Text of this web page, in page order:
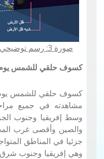
صورة 3: رسم توضيحي لخسوف شبه الظل الجزئي
كسوف حلقي للشمس يوم 21 جوان 2020.
مشاهدته في جميع
وسط إفريقيا وجنوب
والصين وأقصى غرب
جزئيا في المناطق
وهي إفريقيا وجنوب شرق